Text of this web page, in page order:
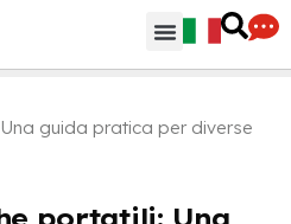
guida pratica per diverse